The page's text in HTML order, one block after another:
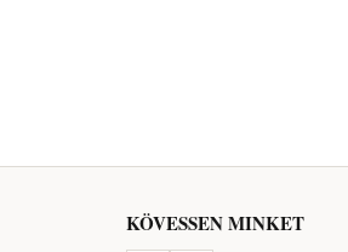
KÖVESSEN MINKET